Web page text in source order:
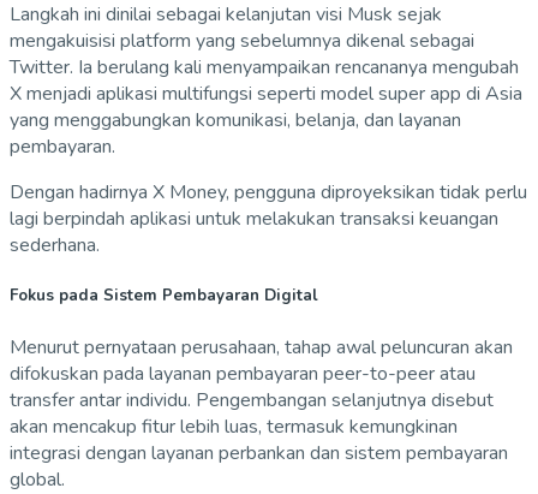
Langkah ini dinilai sebagai kelanjutan visi Musk sejak
mengakuisisi platform yang sebelumnya dikenal sebagai
Twitter. Ia berulang kali menyampaikan rencananya mengubah
X menjadi aplikasi multifungsi seperti model super app di Asia
yang menggabungkan komunikasi, belanja, dan layanan
pembayaran.
Dengan hadirnya X Money, pengguna diproyeksikan tidak perlu
lagi berpindah aplikasi untuk melakukan transaksi keuangan
sederhana.
Fokus pada Sistem Pembayaran Digital
Menurut pernyataan perusahaan, tahap awal peluncuran akan
difokuskan pada layanan pembayaran peer-to-peer atau
transfer antar individu. Pengembangan selanjutnya disebut
akan mencakup fitur lebih luas, termasuk kemungkinan
integrasi dengan layanan perbankan dan sistem pembayaran
global.